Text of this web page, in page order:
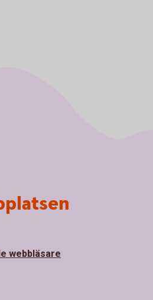
webbläsare